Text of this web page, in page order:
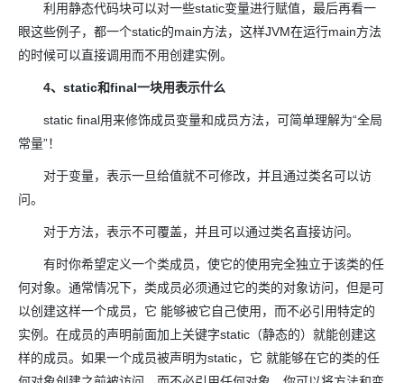
利用静态代码块可以对一些static变量进行赋值，最后再看一
眼这些例子，都一个static的main方法，这样JVM在运行main方法
的时候可以直接调用而不用创建实例。
4、static和final一块用表示什么
static final用来修饰成员变量和成员方法，可简单理解为“全局
常量”！
对于变量，表示一旦给值就不可修改，并且通过类名可以访
问。
对于方法，表示不可覆盖，并且可以通过类名直接访问。
有时你希望定义一个类成员，使它的使用完全独立于该类的任
何对象。通常情况下，类成员必须通过它的类的对象访问，但是可
以创建这样一个成员，它 能够被它自己使用，而不必引用特定的
实例。在成员的声明前面加上关键字static（静态的）就能创建这
样的成员。如果一个成员被声明为static，它 就能够在它的类的任